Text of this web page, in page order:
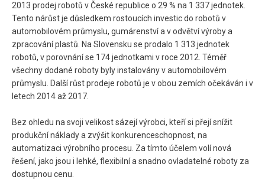
2013 prodej robotů v České republice o 29 % na 1 337 jednotek.
Tento nárůst je důsledkem rostoucích investic do robotů v
automobilovém průmyslu, gumárenství a v odvětví výroby a
zpracování plastů. Na Slovensku se prodalo 1 313 jednotek
robotů, v porovnání se 174 jednotkami v roce 2012. Téměř
všechny dodané roboty byly instalovány v automobilovém
průmyslu. Další růst prodeje robotů je v obou zemích očekáván i v
letech 2014 až 2017.
Bez ohledu na svoji velikost sázejí výrobci, kteří si přejí snížit
produkční náklady a zvýšit konkurenceschopnost, na
automatizaci výrobního procesu. Za tímto účelem volí nová
řešení, jako jsou i lehké, flexibilní a snadno ovladatelné roboty za
dostupnou cenu.